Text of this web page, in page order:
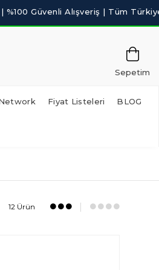
Sepetim
Fiyat Listeleri BLOG
12 Ürün